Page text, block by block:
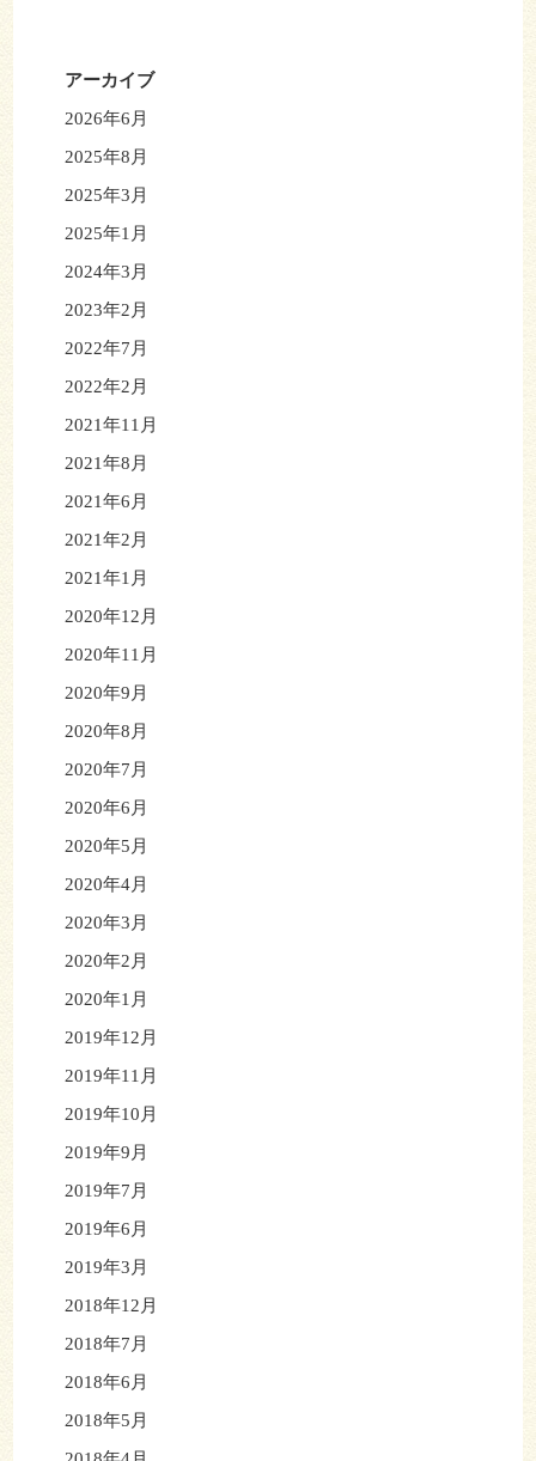
アーカイブ
2026年6月
2025年8月
2025年3月
2025年1月
2024年3月
2023年2月
2022年7月
2022年2月
2021年11月
2021年8月
2021年6月
2021年2月
2021年1月
2020年12月
2020年11月
2020年9月
2020年8月
2020年7月
2020年6月
2020年5月
2020年4月
2020年3月
2020年2月
2020年1月
2019年12月
2019年11月
2019年10月
2019年9月
2019年7月
2019年6月
2019年3月
2018年12月
2018年7月
2018年6月
2018年5月